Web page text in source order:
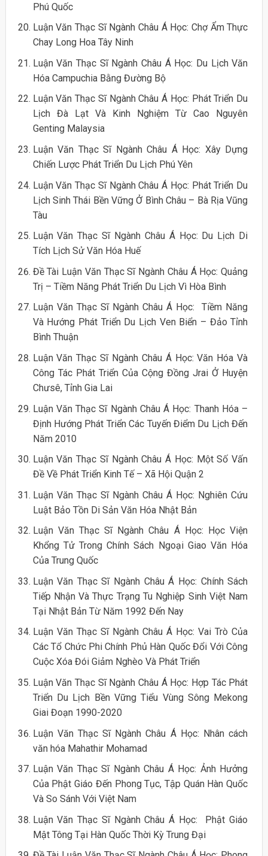
Phú Quốc
Luận Văn Thạc Sĩ Ngành Châu Á Học: Chợ Ẩm Thực
Chay Long Hoa Tây Ninh
Luận Văn Thạc Sĩ Ngành Châu Á Học: Du Lịch Văn
Hóa Campuchia Bằng Đường Bộ
Luận Văn Thạc Sĩ Ngành Châu Á Học: Phát Triển Du
Lịch Đà Lạt Và Kinh Nghiệm Từ Cao Nguyên
Genting Malaysia
Luận Văn Thạc Sĩ Ngành Châu Á Học: Xây Dựng
Chiến Lược Phát Triển Du Lịch Phú Yên
Luận Văn Thạc Sĩ Ngành Châu Á Học: Phát Triển Du
Lịch Sinh Thái Bền Vững Ở Bình Châu – Bà Rịa Vũng
Tàu
Luận Văn Thạc Sĩ Ngành Châu Á Học: Du Lịch Di
Tích Lịch Sử Văn Hóa Huế
Đề Tài Luận Văn Thạc Sĩ Ngành Châu Á Học: Quảng
Trị – Tiềm Năng Phát Triển Du Lịch Vì Hòa Bình
Luận Văn Thạc Sĩ Ngành Châu Á Học: Tiềm Năng
Và Hướng Phát Triển Du Lịch Ven Biển – Đảo Tỉnh
Bình Thuận
Luận Văn Thạc Sĩ Ngành Châu Á Học: Văn Hóa Và
Công Tác Phát Triển Của Cộng Đồng Jrai Ở Huyện
Chưsê, Tỉnh Gia Lai
Luận Văn Thạc Sĩ Ngành Châu Á Học: Thanh Hóa –
Định Hướng Phát Triển Các Tuyến Điểm Du Lịch Đến
Năm 2010
Luận Văn Thạc Sĩ Ngành Châu Á Học: Một Số Vấn
Đề Về Phát Triển Kinh Tế – Xã Hội Quận 2
Luận Văn Thạc Sĩ Ngành Châu Á Học: Nghiên Cứu
Luật Bảo Tồn Di Sản Văn Hóa Nhật Bản
Luận Văn Thạc Sĩ Ngành Châu Á Học: Học Viện
Khổng Tử Trong Chính Sách Ngoại Giao Văn Hóa
Của Trung Quốc
Luận Văn Thạc Sĩ Ngành Châu Á Học: Chính Sách
Tiếp Nhận Và Thực Trạng Tu Nghiệp Sinh Việt Nam
Tại Nhật Bản Từ Năm 1992 Đến Nay
Luận Văn Thạc Sĩ Ngành Châu Á Học: Vai Trò Của
Các Tổ Chức Phi Chính Phủ Hàn Quốc Đổi Với Công
Cuộc Xóa Đói Giảm Nghèo Và Phát Triển
Luận Văn Thạc Sĩ Ngành Châu Á Học: Hợp Tác Phát
Triển Du Lịch Bền Vững Tiểu Vùng Sông Mekong
Giai Đoạn 1990-2020
Luận Văn Thạc Sĩ Ngành Châu Á Học: Nhân cách
văn hóa Mahathir Mohamad
Luận Văn Thạc Sĩ Ngành Châu Á Học: Ảnh Hưởng
Của Phật Giáo Đến Phong Tục, Tập Quán Hàn Quốc
Và So Sánh Với Việt Nam
Luận Văn Thạc Sĩ Ngành Châu Á Học: Phật Giáo
Mật Tông Tại Hàn Quốc Thời Kỳ Trung Đại